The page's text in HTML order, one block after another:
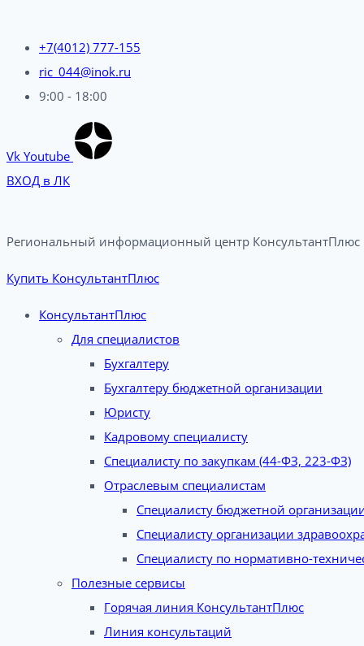
+7(4012) 777-155
ric_044@inok.ru
9:00 - 18:00
Vk Youtube
ВХОД в ЛК
Региональный информационный центр КонсультантПлюс
Купить КонсультантПлюс
КонсультантПлюс
Для специалистов
Бухгалтеру
Бухгалтеру бюджетной организации
Юристу
Кадровому специалисту
Специалисту по закупкам (44-ФЗ, 223-ФЗ)
Отраслевым специалистам
Специалисту бюджетной
Специалисту организации
Специалисту по нормативно-
Полезные сервисы
Горячая линия КонсультантПлюс
Линия консультаций